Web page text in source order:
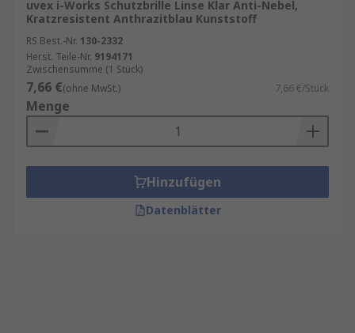
uvex i-Works Schutzbrille Linse Klar Anti-Nebel,
Kratzresistent Anthrazitblau Kunststoff
RS Best.-Nr. 130-2332
Herst. Teile-Nr. 9194171
Zwischensumme (1 Stück)
7,66 €(ohne MwSt.) 7,66 €/Stück
Menge
Hinzufügen
Datenblätter